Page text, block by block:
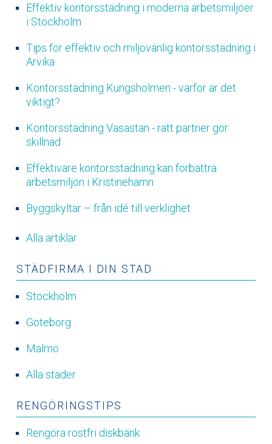
Effektiv kontorsstädning i moderna arbetsmiljöer
i Stockholm
Tips för effektiv och miljövänlig kontorsstädning i
Arvika
Kontorsstädning Kungsholmen - varför är det
viktigt?
Kontorsstädning Vasastan - rätt partner gör
skillnad
Effektivare kontorsstädning kan förbättra
arbetsmiljön i Kristinehamn
Byggskyltar – från idé till verklighet
Alla artiklar
STÄDFIRMA I DIN STAD
Stockholm
Göteborg
Malmö
Alla städer
RENGÖRINGSTIPS
Rengöra rostfri diskbänk